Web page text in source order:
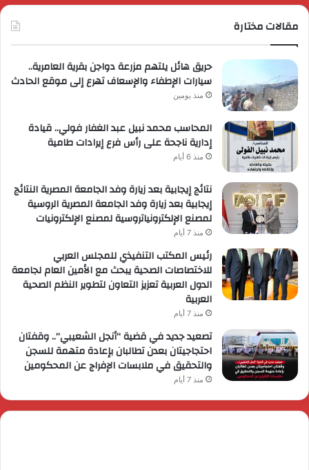
مقالات مختارة
حريق هائل يلتهم مزرعة دواجن بقرية العامرية..
سيارات الإطفاء والإسعاف تهرع إلى موقع الحادث
منذ يومين
المحاسب محمد نبيل عبد الغفار فولي.. قيادة
إدارية ناجحة على رأس فرع إيرادات طامية
منذ 6 أيام
نتائج إيجابية بعد زيارة وفد الجامعة المصرية النتائج
إيجابية بعد زيارة وفد الجامعة المصرية الروسية
لمصنع الإلكترونياتروسية لمصنع الإلكترونيات
منذ 7 أيام
رئيس المكتب التنفيذي للمجلس العربي
للاختصاصات الصحية يبحث مع الأمين العام لجامعة
الدول العربية تعزيز التعاون لتطوير النظم الصحية
العربية
منذ 7 أيام
تصعيد جديد في قضية “أنجل الشعيبي”.. وقفتان
احتجاجيتان بعدن تطالبان بإعادة متهمة للسجن
والتحقيق في ملابسات الإفراج عن المحكومين
منذ 7 أيام